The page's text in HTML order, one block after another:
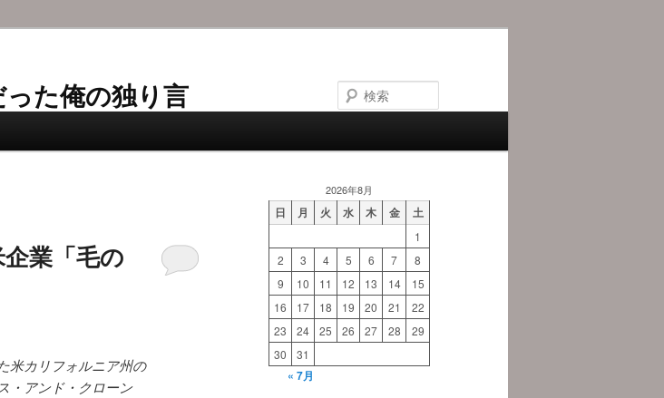
た俺の独り言
索
業「毛の
米カリフォルニア州の
・アンド・クローン
2026年8月
日 月 火 水 木 金 土
1
2
3 4 5 6 7
8
9
10 11 12 13 14
15
16
17 18 19 20 21
22
23
24 25 26 27 28
29
30
31
« 7月